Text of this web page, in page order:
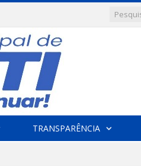
TRANSPARÊNCIA